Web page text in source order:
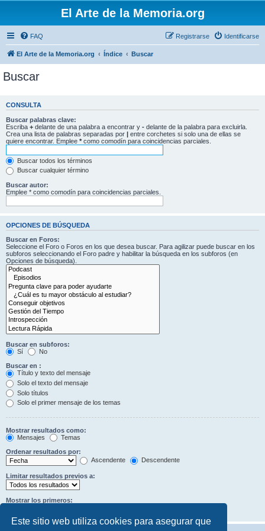
Este sitio web utiliza cookies para asegurar que
El Arte de la Memoria.org
FAQ Identificarse
Registrarse
El Arte de la Memoria.org Índice Buscar
Buscar
CONSULTA
Buscar palabras clave:
Escriba + delante de una palabra a encontrar y - delante de la palabra para excluirla.
Crea una lista de palabras separadas por | entre corchetes si solo una de ellas se
quiere encontrar. Emplee * como comodín para coincidencias parciales.
Buscar todos los términos
Buscar cualquier término
Buscar autor:
Emplee * como comodín para coincidencias parciales.
OPCIONES DE BÚSQUEDA
Buscar en Foros:
Seleccione el Foro o Foros en los que desea buscar. Para agilizar puede buscar en los
subforos seleccionando el Foro padre y habilitar la búsqueda en los subforos (en
Opciones de búsqueda).
Buscar en subforos:
Sí
No
Buscar en :
Título y texto del mensaje
Solo el texto del mensaje
Solo títulos
Solo el primer mensaje de los temas
Mostrar resultados como:
Mensajes
Temas
Ordenar resultados por:
Ascendente
Descendente
Limitar resultados previos a:
Mostrar los primeros: